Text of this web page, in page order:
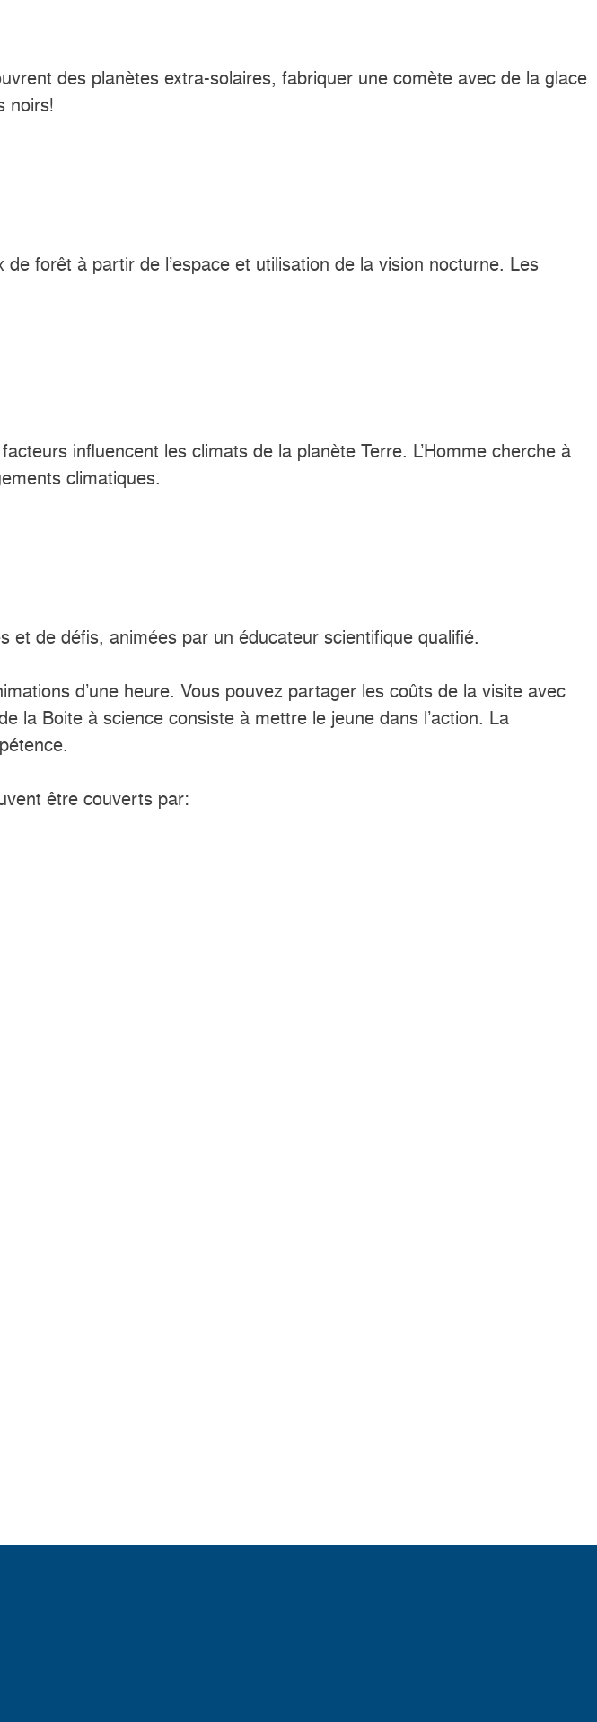
des planètes extra-solaires, fabriquer une comète avec de la glace
noirs!
de forêt à partir de l’espace et utilisation de la vision nocturne. Les
influencent les climats de la planète Terre. L’Homme cherche à
climatiques.
et de défis, animées par un éducateur scientifique qualifié.
d’une heure. Vous pouvez partager les coûts de la visite avec
la Boite à science consiste à mettre le jeune dans l’action. La
être couverts par: